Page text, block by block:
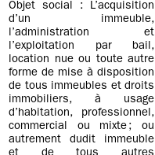
Objet social : L’acquisition
d’un immeuble,
l’administration et
l’exploitation par bail,
location nue ou toute autre
forme de mise à disposition
de tous immeubles et droits
immobiliers, à usage
d’habitation, professionnel,
commercial ou mixte ; ou
autrement dudit immeuble